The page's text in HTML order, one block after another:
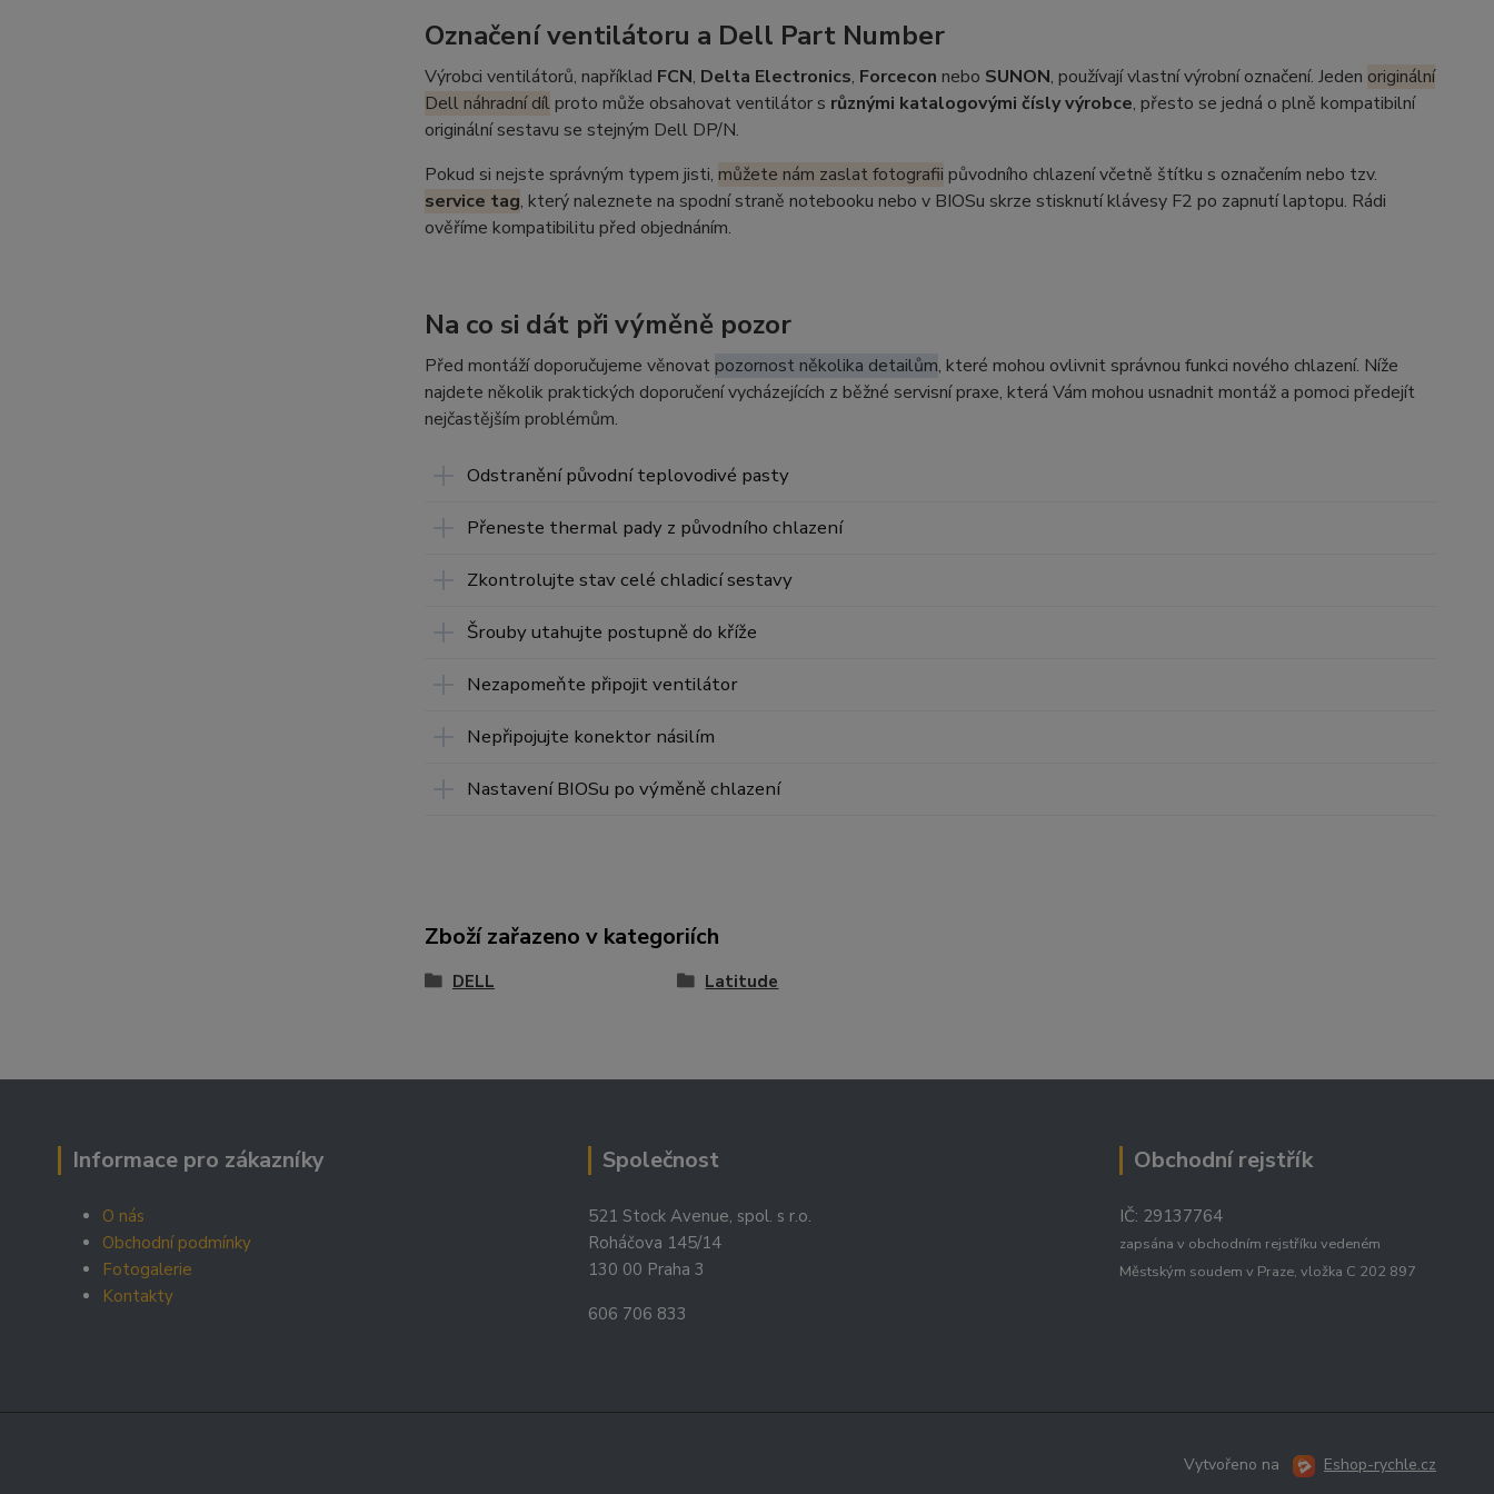
Označení ventilátoru a Dell Part Number
Výrobci ventilátorů, například FCN, Delta Electronics, Forcecon nebo SUNON, používají vlastní výrobní označení. Jeden originální
Dell náhradní díl proto může obsahovat ventilátor s různými katalogovými čísly výrobce, přesto se jedná o plně kompatibilní
originální sestavu se stejným Dell DP/N.
Pokud si nejste správným typem jisti, můžete nám zaslat fotografii původního chlazení včetně štítku s označením nebo tzv.
service tag, který naleznete na spodní straně notebooku nebo v BIOSu skrze stisknutí klávesy F2 po zapnutí laptopu. Rádi
ověříme kompatibilitu před objednáním.
Na co si dát při výměně pozor
Před montáží doporučujeme věnovatpozornost několika detailům, které mohou ovlivnit správnou funkci nového chlazení. Níže
najdete několik praktických doporučení vycházejících z běžné servisní praxe, která Vám mohou usnadnit montáž a pomoci předejít
nejčastějším problémům.
Odstranění původní teplovodivé pasty
Přeneste thermal pady z původního chlazení
Zkontrolujte stav celé chladicí sestavy
Šrouby utahujte postupně do kříže
Nezapomeňte připojit ventilátor
Nepřipojujte konektor násilím
Nastavení BIOSu po výměně chlazení
Zboží zařazeno v kategoriích
DELL Latitude
Informace pro zákazníky
O nás
Obchodní podmínky
Fotogalerie
Kontakty
Společnost
521 Stock Avenue, spol. s r.o.
Roháčova 145/14
130 00 Praha 3
606 706 833
Obchodní rejstřík
IČ: 29137764
zapsána v obchodním rejstříku vedeném
Městským soudem v Praze, vložka C 202 897
Vytvořeno na Eshop-rychle.cz